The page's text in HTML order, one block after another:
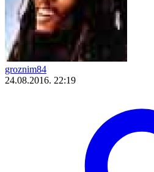
groznim84
24.08.2016. 22:19